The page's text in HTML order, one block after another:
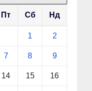
Пт Сб Нд
1 2
7 8 9
14 15 16